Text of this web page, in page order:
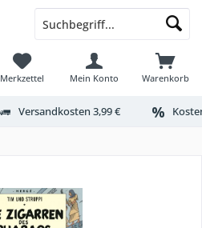
Warenkorb
Merkzettel Mein Konto
Versandkosten 3,99 €